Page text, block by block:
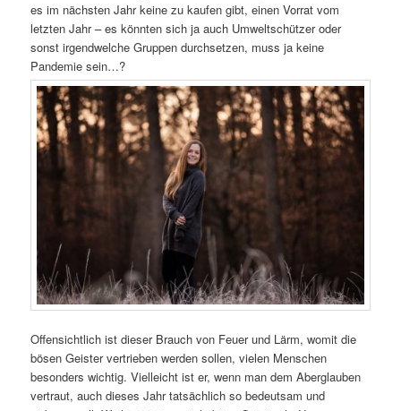
es im nächsten Jahr keine zu kaufen gibt, einen Vorrat vom
letzten Jahr – es könnten sich ja auch Umweltschützer oder
sonst irgendwelche Gruppen durchsetzen, muss ja keine
Pandemie sein…?
Offensichtlich ist dieser Brauch von Feuer und Lärm, womit die
bösen Geister vertrieben werden sollen, vielen Menschen
besonders wichtig. Vielleicht ist er, wenn man dem Aberglauben
vertraut, auch dieses Jahr tatsächlich so bedeutsam und